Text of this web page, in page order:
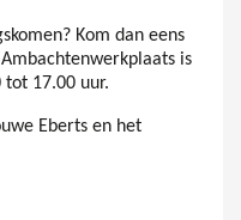
Kom dan eens
is
tot 17.00 uur.
Eberts en het